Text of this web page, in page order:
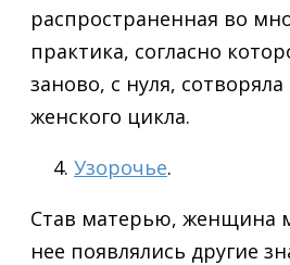
распространенная во
практика, согласно
заново, с нуля, сотворяла
женского цикла.
Узорочье.
Став матерью, женщина
нее появлялись другие